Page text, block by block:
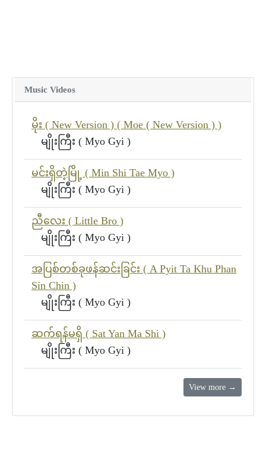
Music Videos
မိုး ( New Version ) ( Moe ( New Version ) )
မျိုးကြီး ( Myo Gyi )
မင်းရှိတဲ့မြို့ ( Min Shi Tae Myo )
မျိုးကြီး ( Myo Gyi )
ညီလေး ( Little Bro )
မျိုးကြီး ( Myo Gyi )
အပြစ်တစ်ခုဖန်ဆင်းခြင်း ( A Pyit Ta Khu Phan
Sin Chin )
မျိုးကြီး ( Myo Gyi )
ဆက်ရန်မရှိ ( Sat Yan Ma Shi )
မျိုးကြီး ( Myo Gyi )
View more →